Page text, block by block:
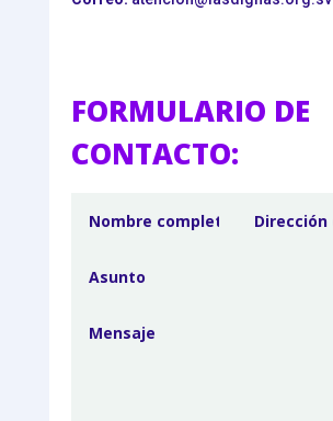
FORMULARIO DE
CONTACTO: